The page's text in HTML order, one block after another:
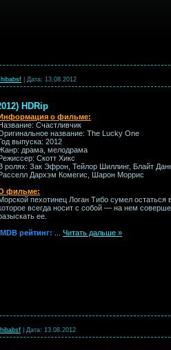
Дата: 13.08.2012
HDRip
о фильме:
Счастливчик
название: The Lucky One
выпуска: 2012
драма, мелодрама
Скотт Хикс
ролях: Зак Эфрон, Тейлор Шиллинг, Блайт
Дархэм Комегис, Шарон Моррис
фильме:
пехотинец Логан Тибо сумел
всегда носит с собой — на нем
ее.
рейтинг:
Читать дальше »
Дата: 13.08.2012